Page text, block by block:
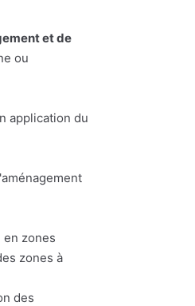
et de
ou
application du
zones
zones à
des